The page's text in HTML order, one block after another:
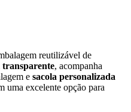
reutilizável de
, acompanha
e sacola personalizada
uma excelente opção para